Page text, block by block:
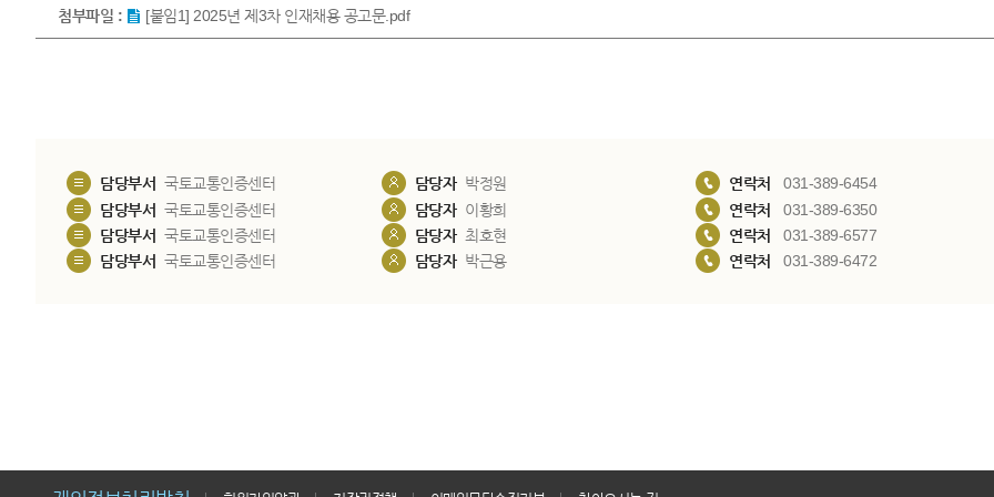
첨부파일 : [붙임1] 2025년 제3차 인재채용 공고문.pdf
담당부서 국토교통인증센터 담당자 박정원 연락처
031-389-6454
담당부서 국토교통인증센터 담당자 이황희 연락처
031-389-6350
담당부서 국토교통인증센터 담당자 최호현 연락처
031-389-6577
담당부서 국토교통인증센터 담당자 박근용 연락처 031-389-6472